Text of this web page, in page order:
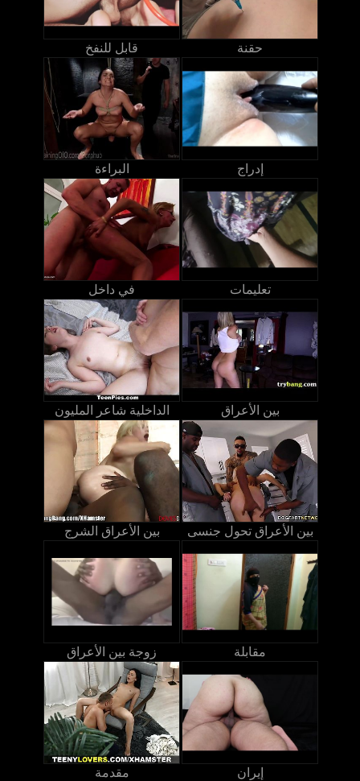
قابل للنفخ حقنة
البراءة إدراج
في داخل تعليمات
الداخلية شاعر المليون بين الأعراق
بين الأعراق الشرج بين الأعراق تحول جنسى
زوجة بين الأعراق مقابلة
مقدمة إيران